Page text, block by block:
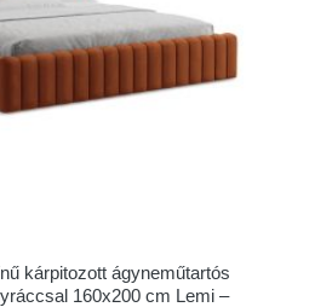
kárpitozott ágyneműtartós
160x200 cm Lemi –